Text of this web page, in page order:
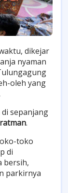
dikejar
nyaman
oleh yang
sepanjang
.
toko
di
bersih,
parkirnya